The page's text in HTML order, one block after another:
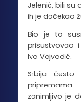
Jelenić, bili su
ih je dočekao
Bio je to
prisustvovao
Ivo Vojvodić.
Srbija
zanimljivo je